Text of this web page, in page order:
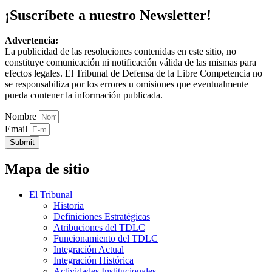
¡Suscríbete a nuestro Newsletter!
Advertencia:
La publicidad de las resoluciones contenidas en este sitio, no
constituye comunicación ni notificación válida de las mismas para
efectos legales. El Tribunal de Defensa de la Libre Competencia no
se responsabiliza por los errores u omisiones que eventualmente
pueda contener la información publicada.
Nombre
Email
Submit
Mapa de sitio
El Tribunal
Historia
Definiciones Estratégicas
Atribuciones del TDLC
Funcionamiento del TDLC
Integración Actual
Integración Histórica